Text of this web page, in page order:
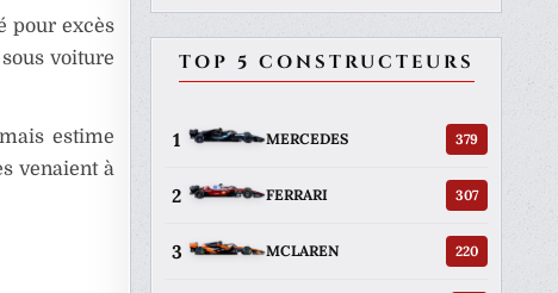
pour excès
voiture
estime
venaient à
TOP 5 CONSTRUCTEURS
1 MERCEDES 379
2 FERRARI 307
3 MCLAREN 220